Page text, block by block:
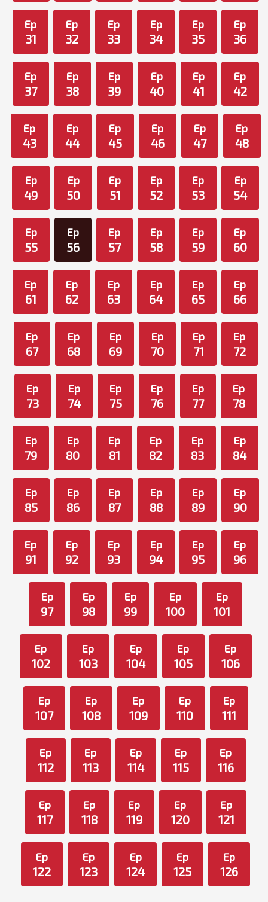
Ep
31
Ep
32
Ep
33
Ep
34
Ep
35
Ep
36
Ep
37
Ep
38
Ep
39
Ep
40
Ep
41
Ep
42
Ep
43
Ep
44
Ep
45
Ep
46
Ep
47
Ep
48
Ep
49
Ep
50
Ep
51
Ep
52
Ep
53
Ep
54
Ep
55
Ep
56
Ep
57
Ep
58
Ep
59
Ep
60
Ep
61
Ep
62
Ep
63
Ep
64
Ep
65
Ep
66
Ep
67
Ep
68
Ep
69
Ep
70
Ep
71
Ep
72
Ep
73
Ep
74
Ep
75
Ep
76
Ep
77
Ep
78
Ep
79
Ep
80
Ep
81
Ep
82
Ep
83
Ep
84
Ep
85
Ep
86
Ep
87
Ep
88
Ep
89
Ep
90
Ep
91
Ep
92
Ep
93
Ep
94
Ep
95
Ep
96
Ep
97
Ep
98
Ep
99
Ep
100
Ep
101
Ep
102
Ep
103
Ep
104
Ep
105
Ep
106
Ep
107
Ep
108
Ep
109
Ep
110
Ep
111
Ep
112
Ep
113
Ep
114
Ep
115
Ep
116
Ep
117
Ep
118
Ep
119
Ep
120
Ep
121
Ep
122
Ep
123
Ep
124
Ep
125
Ep
126